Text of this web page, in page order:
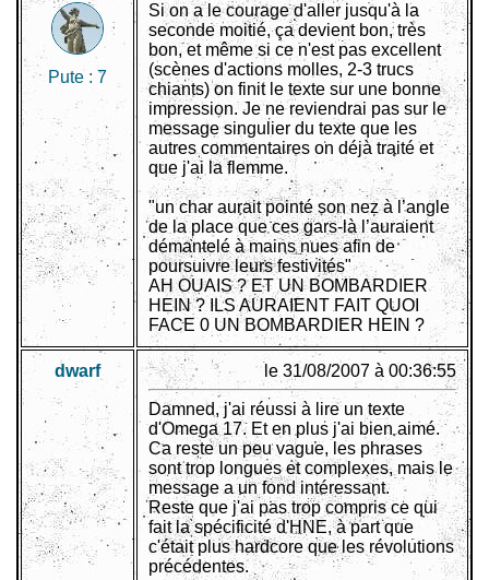
Pute : 7
Si on a le courage d'aller jusqu'à la
seconde moitié, ça devient bon, très
bon, et même si ce n'est pas excellent
(scènes d'actions molles, 2-3 trucs
chiants) on finit le texte sur une bonne
impression. Je ne reviendrai pas sur le
message singulier du texte que les
autres commentaires on déjà traité et
que j'ai la flemme.
"un char aurait pointé son nez à l’angle
de la place que ces gars-là l’auraient
démantelé à mains nues afin de
poursuivre leurs festivités"
AH OUAIS ? ET UN BOMBARDIER
HEIN ? ILS AURAIENT FAIT QUOI
FACE 0 UN BOMBARDIER HEIN ?
dwarf le 31/08/2007 à 00:36:55
Damned, j'ai réussi à lire un texte
d'Omega 17. Et en plus j'ai bien aimé.
Ca reste un peu vague, les phrases
sont trop longues et complexes, mais le
message a un fond intéressant.
Reste que j'ai pas trop compris ce qui
fait la spécificité d'HNE, à part que
c'était plus hardcore que les révolutions
précédentes.